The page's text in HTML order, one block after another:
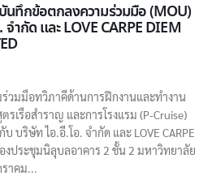
นทึกข้อตกลงความร่วมมือ (MOU)
ำกัด และ LOVE CARPE DIEM
วมมือทวิภาคีด้านการฝึกงานและทำงาน
เรือสำราญ และการ​โรงแร​ม (P-Cruise)​
บริษัท ไอ.อี.โอ. จำกัด และ LOVE CARPE
งประชุมนิลุบลอาคาร 2 ชั้น 2 มหาวิทยาลัย
าคม...